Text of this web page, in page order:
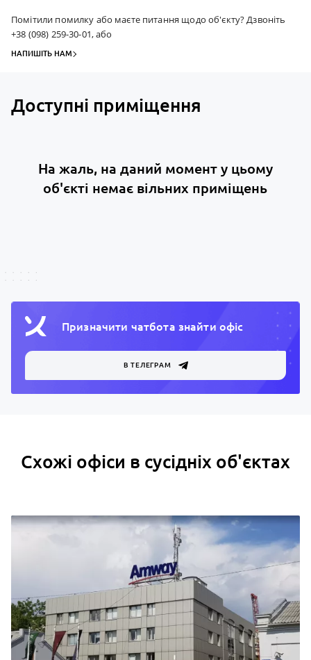
Помітили помилку або маєте питання щодо об'єкту? Дзвоніть
+38 (098) 259-30-01, або
НАПИШІТЬ НАМ
Доступні приміщення
На жаль, на даний момент у цьому
об'єкті немає вільних приміщень
Призначити чатбота знайти офiс
В ТЕЛЕГРАМ
Схожі офіси в сусідніх об'єктах